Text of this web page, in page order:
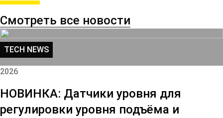
Смотреть все новости
TECH NEWS
2026
НОВИНКА: Датчики уровня для
регулировки уровня подъёма и